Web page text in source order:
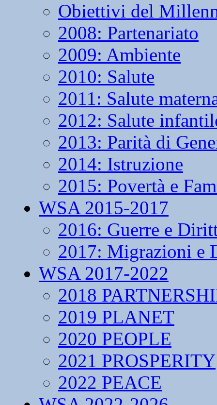
Obiettivi del
2008: Partenariato
2009: Ambiente
2010: Salute
2011: Salute
2012: Salute
2013: Parità di
2014: Istruzione
2015: Povertà e
WSA 2015-2017
2016: Guerre e
2017: Migrazioni e
WSA 2017-2022
2018
2019 PLANET
2020 PEOPLE
2021 PROSPERITY
2022 PEACE